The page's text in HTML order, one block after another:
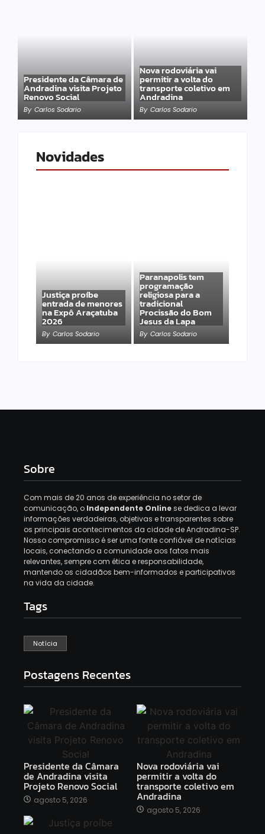
Presidente da Câmara de
Andradina visita Projeto
Renovo Social
By Carlos Sodario
Nova rodoviária vai
permitir a volta do
transporte coletivo em
Andradina
By Carlos Sodario
Novidades
Justiça proíbe
entrada de menores
na Expô Araçatuba
2026
By Carlos Sodario
Paranapolis tem
programação
religiosa para a
tradicional
Procissão do Bom
Jesus da Lapa
By Carlos Sodario
Sobre
Com mais de 20 anos de experiência no setor de
comunicação, o Independente Onlinese dedica a levar
informações verdadeiras, objetivas e transparentes sobre
os principais acontecimentos da cidade de Andradina-SP.
Nosso compromisso é ser uma fonte confiável de notícias
locais, conectando a comunidade aos fatos mais
relevantes, sempre com ética e responsabilidade,
mantendo os cidadãos bem-informados e participativos
na vida da cidade.
Tags
Notícia
Postagens Recentes
Presidente da Câmara
de Andradina visita
Projeto Renovo Social
agosto 5, 2026
Nova rodoviária vai
permitir a volta do
transporte coletivo em
Andradina
agosto 5, 2026